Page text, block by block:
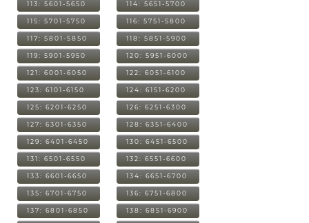
113: 5601-5650 114: 5651-5700
115: 5701-5750 116: 5751-5800
117: 5801-5850 118: 5851-5900
119: 5901-5950 120: 5951-6000
121: 6001-6050 122: 6051-6100
123: 6101-6150 124: 6151-6200
125: 6201-6250 126: 6251-6300
127: 6301-6350 128: 6351-6400
129: 6401-6450 130: 6451-6500
131: 6501-6550 132: 6551-6600
133: 6601-6650 134: 6651-6700
135: 6701-6750 136: 6751-6800
137: 6801-6850 138: 6851-6900